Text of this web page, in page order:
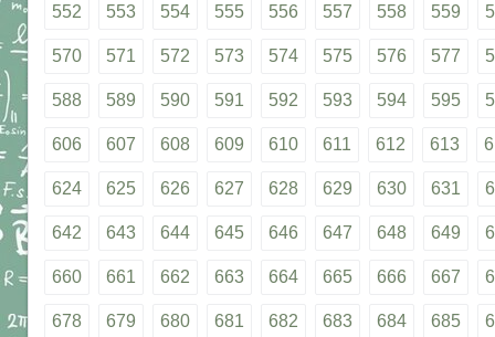
552 553 554 555 556 557 558 559
570 571 572 573 574 575 576 577
588 589 590 591 592 593 594 595
606 607 608 609 610 611 612 613
624 625 626 627 628 629 630 631
642 643 644 645 646 647 648 649
660 661 662 663 664 665 666 667
678 679 680 681 682 683 684 685